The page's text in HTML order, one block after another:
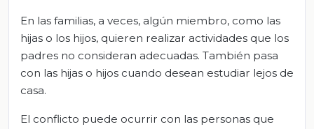
En las familias, a veces, algún miembro, como las
hijas o los hijos, quieren realizar actividades que los
padres no consideran adecuadas. También pasa
con las hijas o hijos cuando desean estudiar lejos de
casa.
El conflicto puede ocurrir con las personas que